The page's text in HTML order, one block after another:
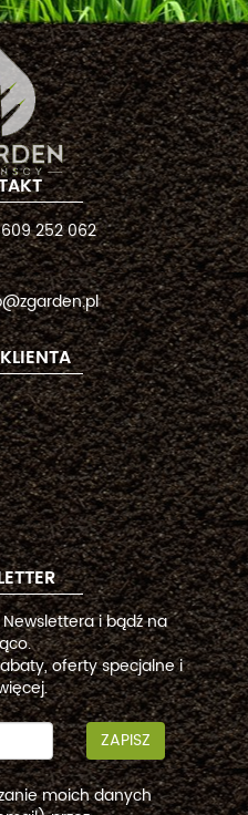
252 062
i bądź na
oferty specjalne i
ZAPISZ
moich danych